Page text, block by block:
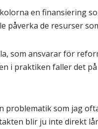
en finansiering
påverka de resurser
som ansvarar för
i praktiken faller det
problematik som jag
blir ju inte direkt